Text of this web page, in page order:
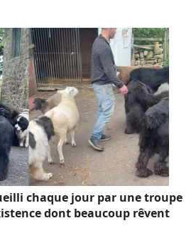
chaque jour par une troupe
dont beaucoup rêvent